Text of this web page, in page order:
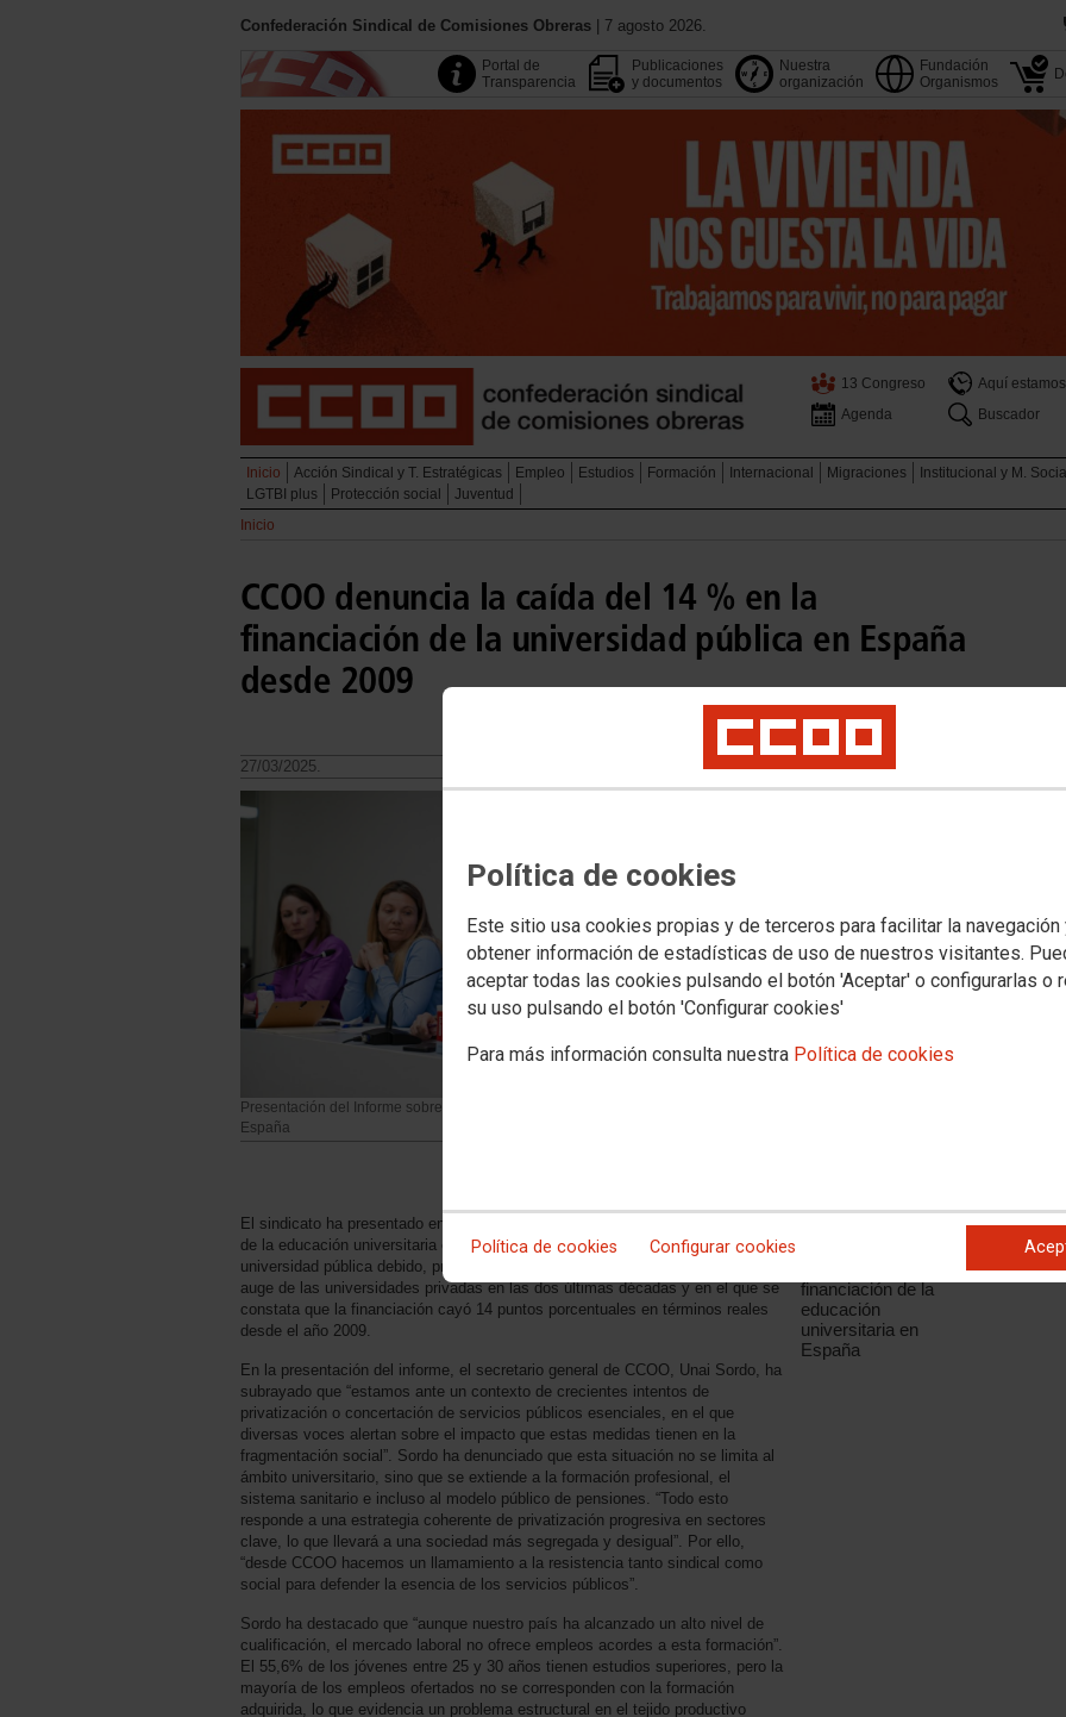
Política de cookies
Este sitio usa cookies propias y de terceros para facilitar la navegación
obtener información de estadísticas de uso de nuestros visitantes.
aceptar todas las cookies pulsando el botón 'Aceptar' o configurarlas o
su uso pulsando el botón 'Configurar cookies'
Para más información consulta nuestra Política de cookies
Política de cookies Configurar cookies
Confederación Sindical de Comisiones Obreras | 7 agosto 2026.
Portal de
Transparencia
Publicaciones
y documentos
Nuestra
organización
Fundación
Organismos
13 Congreso
Aquí estamos
Agenda
Buscador
Inicio Acción Sindical y T. Estratégicas Empleo Estudios Formación Internacional Migraciones
Institucional y M.
LGTBI plus
Protección social
Juventud
Inicio
CCOO denuncia la caída del 14 % en la
financiación de la universidad pública en España
desde 2009
27/03/2025.
Presentación del Informe sobre la financiación de la educación universitaria en
España
El sindicato ha presentado en rueda de prensa un informe sobre la financiación
de la educación universitaria en España que evidencia el deterioro de la
universidad pública debido, principalmente, a la insuficiente financiación y al
auge de las universidades privadas en las dos últimas décadas y en el que se
constata que la financiación cayó 14 puntos porcentuales en términos reales
desde el año 2009.
En la presentación del informe, el secretario general de CCOO, Unai Sordo, ha
subrayado que “estamos ante un contexto de crecientes intentos de
privatización o concertación de servicios públicos esenciales, en el que
diversas voces alertan sobre el impacto que estas medidas tienen en la
fragmentación social”. Sordo ha denunciado que esta situación no se limita al
ámbito universitario, sino que se extiende a la formación profesional, el
sistema sanitario e incluso al modelo público de pensiones. “Todo esto
responde a una estrategia coherente de privatización progresiva en sectores
clave, lo que llevará a una sociedad más segregada y desigual”. Por ello,
“desde CCOO hacemos un llamamiento a la resistencia tanto sindical como
social para defender la esencia de los servicios públicos”.
Sordo ha destacado que “aunque nuestro país ha alcanzado un alto nivel de
cualificación, el mercado laboral no ofrece empleos acordes a esta formación”.
El 55,6% de los jóvenes entre 25 y 30 años tienen estudios superiores, pero la
mayoría de los empleos ofertados no se corresponden con la formación
adquirida, lo que evidencia un problema estructural en el tejido productivo
financiación de la
educación
universitaria en
España